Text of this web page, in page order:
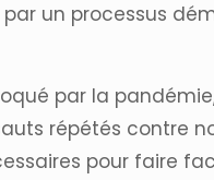
un processus
par la
répétés contre
pour faire